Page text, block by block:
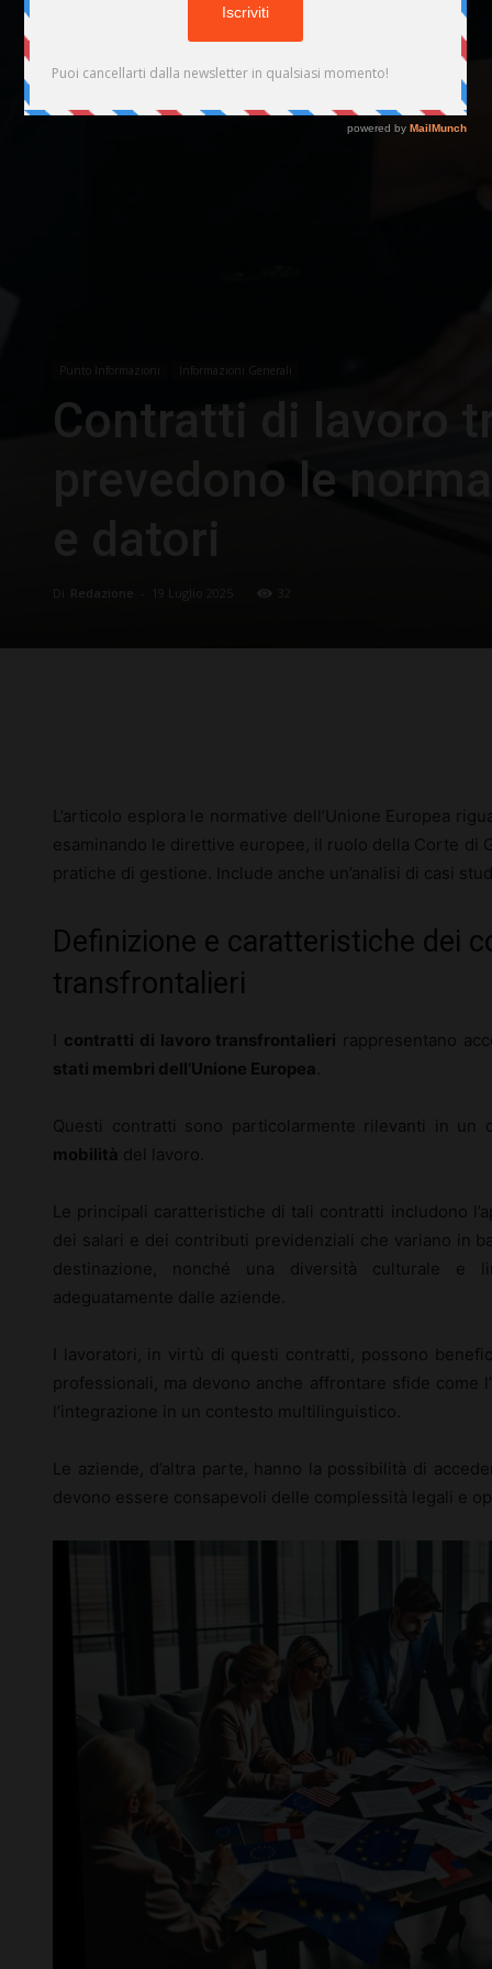
Punto Informazioni Informazioni Generali
Contratti di lavoro
prevedono le
L’articolo esplora le normative dell’Unione Europea
esaminando le direttive europee, il ruolo della Corte di
pratiche di gestione. Include anche un’analisi di casi
Definizione e caratteristiche dei
transfrontalieri
contratti di lavoro transfrontalieri rappresentano
stati membri dell’Unione Europea
Questi contratti sono particolarmente rilevanti in
mobilità del lavoro.
Le principali caratteristiche di tali contratti includono
dei salari e dei contributi previdenziali che variano in
destinazione, nonché una diversità culturale e
adeguatamente dalle aziende.
I lavoratori, in virtù di questi contratti, possono
professionali, ma devono anche affrontare sfide come
l’integrazione in un contesto multilinguistico.
Le aziende, d’altra parte, hanno la possibilità di
devono essere consapevoli delle complessità legali e